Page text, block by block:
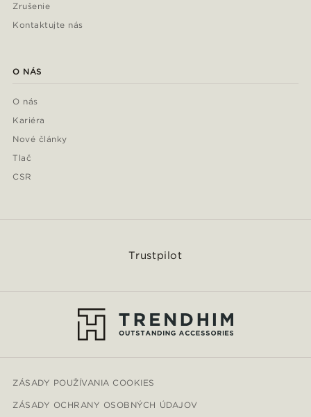
Zrušenie
Kontaktujte nás
O NÁS
O nás
Kariéra
Nové články
Tlač
CSR
Trustpilot
ZÁSADY POUŽÍVANIA COOKIES
ZÁSADY OCHRANY OSOBNÝCH ÚDAJOV